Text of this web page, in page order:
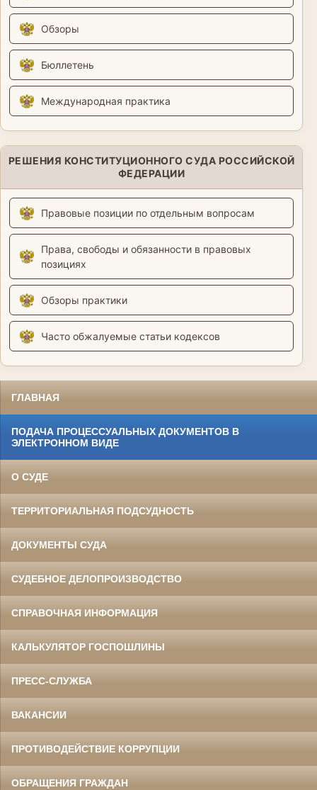
Обзоры
Бюллетень
Международная практика
РЕШЕНИЯ КОНСТИТУЦИОННОГО СУДА РОССИЙСКОЙ
ФЕДЕРАЦИИ
Правовые позиции по отдельным вопросам
Права, свободы и обязанности в правовых
позициях
Обзоры практики
Часто обжалуемые статьи кодексов
ГЛАВНАЯ
ПОДАЧА ПРОЦЕССУАЛЬНЫХ ДОКУМЕНТОВ В
ЭЛЕКТРОННОМ ВИДЕ
О СУДЕ
ТЕРРИТОРИАЛЬНАЯ ПОДСУДНОСТЬ
ДОКУМЕНТЫ СУДА
СУДЕБНОЕ ДЕЛОПРОИЗВОДСТВО
СПРАВОЧНАЯ ИНФОРМАЦИЯ
КАЛЬКУЛЯТОР ГОСПОШЛИНЫ
ПРЕСС-СЛУЖБА
ВАКАНСИИ
ПРОТИВОДЕЙСТВИЕ КОРРУПЦИИ
ОБРАЩЕНИЯ ГРАЖДАН